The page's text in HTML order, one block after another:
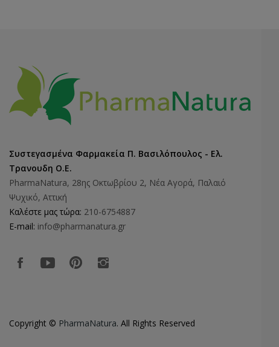
Συστεγασμένα Φαρμακεία Π. Βασιλόπουλος - Ελ.
Τρανουδη Ο.Ε.
PharmaNatura, 28ης Οκτωβρίου 2, Νέα Αγορά, Παλαιό
Ψυχικό, Αττική
Καλέστε μας τώρα: 210-6754887
E-mail: info@pharmanatura.gr
Copyright © PharmaNatura. All Rights Reserved